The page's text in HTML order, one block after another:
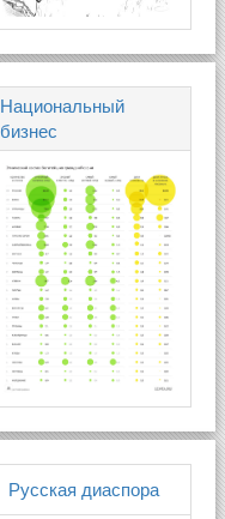
Национальный
бизнес
Русская диаспора